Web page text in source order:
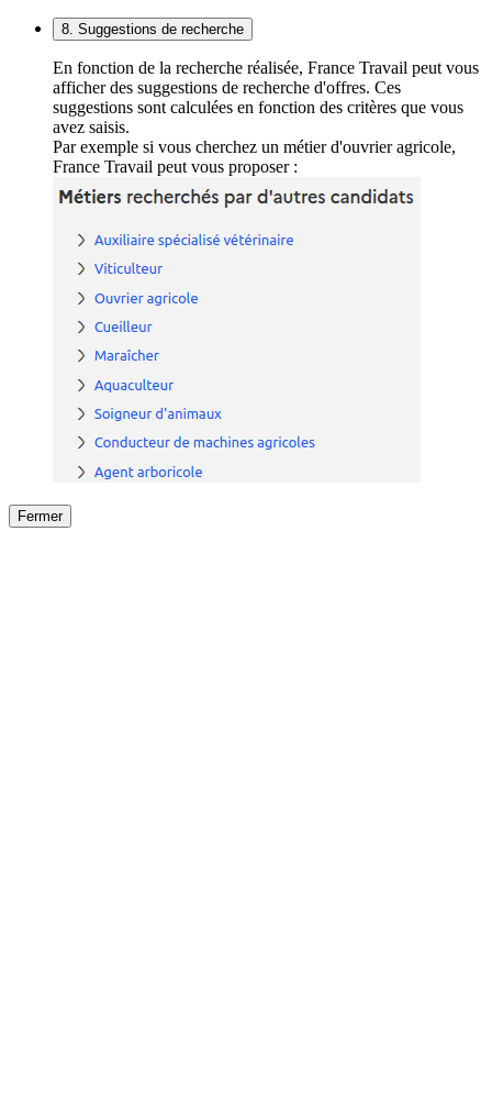
8. Suggestions de recherche
En fonction de la recherche réalisée, France Travail peut vous
afficher des suggestions de recherche d'offres. Ces
suggestions sont calculées en fonction des critères que vous
avez saisis.
Par exemple si vous cherchez un métier d'ouvrier agricole,
France Travail peut vous proposer :
Fermer